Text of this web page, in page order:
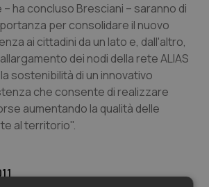
Chirurgia
urogenitali
ha concluso Bresciani – saranno di
per consolidare il nuovo
ai cittadini da un lato e, dall'altro,
dei nodi della rete ALIAS
sostenibilità di un innovativo
che consente di realizzare
aumentando la qualità delle
al territorio".